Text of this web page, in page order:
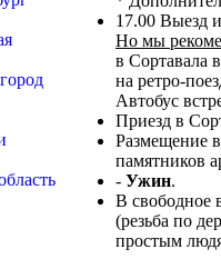
17.00 Выезд
Но мы
в Сортавала
на ретро-
Автобус
Приезд в
Размещение
памятников
- Ужин.
В свободное
(резьба по
простым